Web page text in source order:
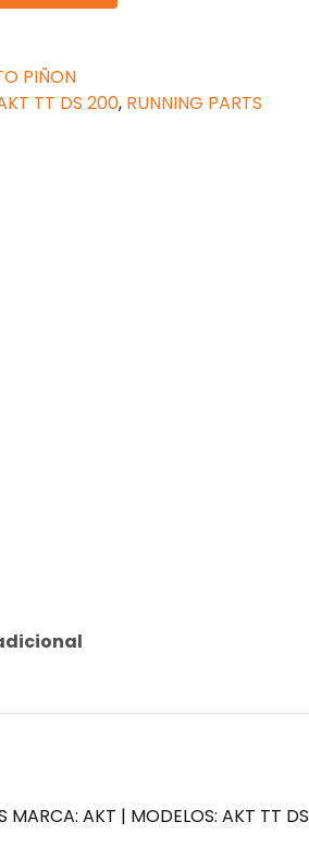
PIÑON
TT DS 200, RUNNING PARTS
MARCA: AKT | MODELOS: AKT TT DS